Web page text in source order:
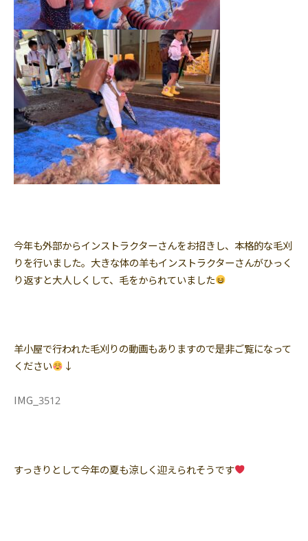
今年も外部からインストラクターさんをお招きし、本格的な毛刈
りを行いました。大きな体の羊もインストラクターさんがひっく
り返すと大人しくして、毛をかられていました
羊小屋で行われた毛刈りの動画もありますので是非ご覧になって
ください
↓
IMG_3512
すっきりとして今年の夏も涼しく迎えられそうです